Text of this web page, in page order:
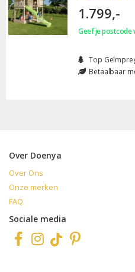
1.799,-
Geef je postcode
Top
Betaalbaar
Over Doenya
Over Ons
Onze merken
FAQ
Sociale media